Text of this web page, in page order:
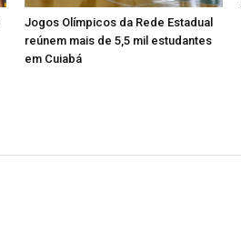
Jogos Olímpicos da Rede Estadual
reúnem mais de 5,5 mil estudantes
em Cuiabá